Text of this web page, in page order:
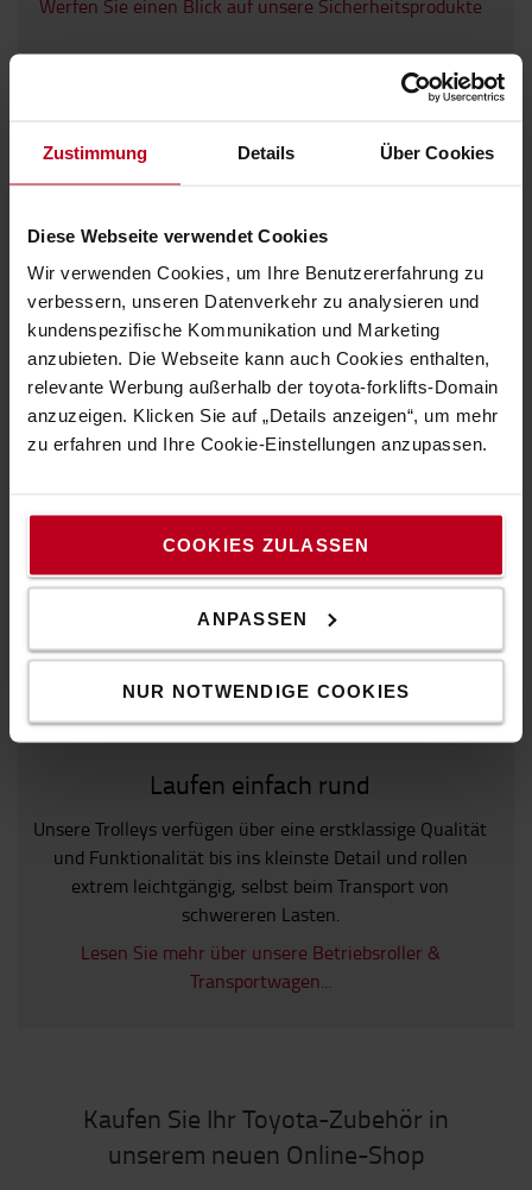
Zustimmung Details Über Cookies
Diese Webseite verwendet Cookies
Wir verwenden Cookies, um Ihre Benutzererfahrung zu
verbessern, unseren Datenverkehr zu analysieren und
kundenspezifische Kommunikation und Marketing
anzubieten. Die Webseite kann auch Cookies enthalten,
relevante Werbung außerhalb der toyota-forklifts-Domain
anzuzeigen. Klicken Sie auf „Details anzeigen“, um mehr
zu erfahren und Ihre Cookie-Einstellungen anzupassen.
COOKIES ZULASSEN
ANPASSEN
NUR NOTWENDIGE COOKIES
Werfen Sie einen Blick auf unsere Sicherheitsprodukte
Drehen Sie auf!
Mit der richtigen Beleuchtung bleibt Ihr Gerät immer
sichtbar und sicher unterwegs. Wählen Sie die von Ihnen
gewünschte Lichtstärke und Farbe.
Laufen einfach rund
Unsere Trolleys verfügen über eine erstklassige Qualität
und Funktionalität bis ins kleinste Detail und rollen
extrem leichtgängig, selbst beim Transport von
schwereren Lasten.
Lesen Sie mehr über unsere Betriebsroller &
Transportwagen...
Kaufen Sie Ihr Toyota-Zubehör in
unserem neuen Online-Shop